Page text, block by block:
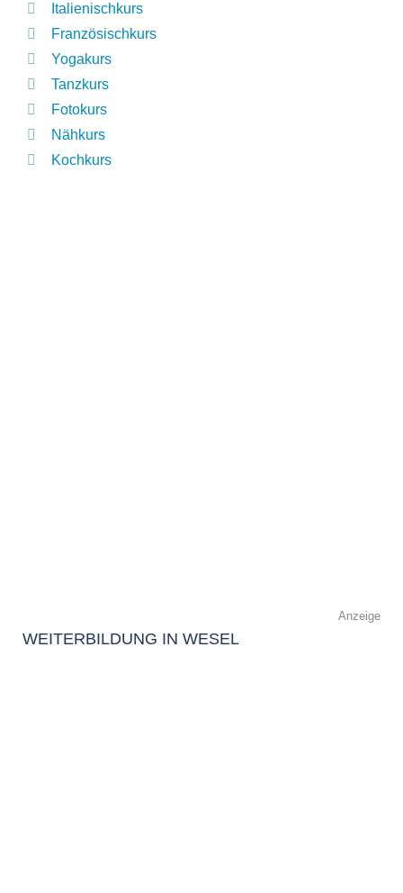
Italienischkurs
Französischkurs
Yogakurs
Tanzkurs
Fotokurs
Nähkurs
Kochkurs
Anzeige
WEITERBILDUNG IN WESEL